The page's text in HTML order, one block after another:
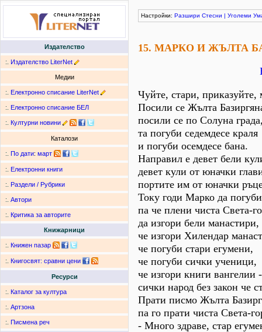
Издателство
:. Издателство LiterNet
Медии
:. Електронно списание LiterNet
:. Електронно списание БЕЛ
:. Културни новини
Каталози
:. По дати: март
:. Електронни книги
:. Раздели / Рубрики
:. Автори
:. Критика за авторите
Книжарници
:. Книжен пазар
:. Книгосвят: сравни цени
Ресурси
:. Каталог за култура
:. Артзона
:. Писмена реч
Настройки: Разшири Стесни | Уголеми
15. МАРКО И ЖЪЛТА
Чуйте, стари, приказуйте,
Посили се Жълта
посили се по Солуна
та погуби седемдесе краля
и погуби осемдесе бана.
Направил е девет бели
девет кули от юначки
портите им от юначки
Току годи Марко да
па че плени чиста Света-
да изгори бели манастири,
че изгори Хилендар
че погуби стари егумени,
че погуби сички ученици,
че изгори книги вангелии -
сички народ без закон че
Прати писмо Жълта
па го прати чиста Света-
- Много здраве, стар